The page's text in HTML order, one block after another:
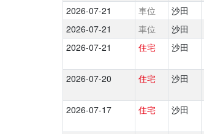
2026-07-21 車位 沙田
2026-07-21
車位 沙田
2026-07-21
住宅 沙田
2026-07-20 住宅 沙田
2026-07-17 住宅 沙田